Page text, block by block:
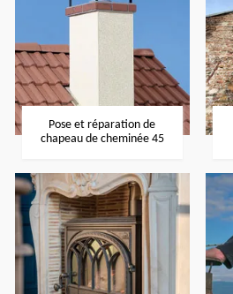
Pose et réparation de
chapeau de cheminée 45